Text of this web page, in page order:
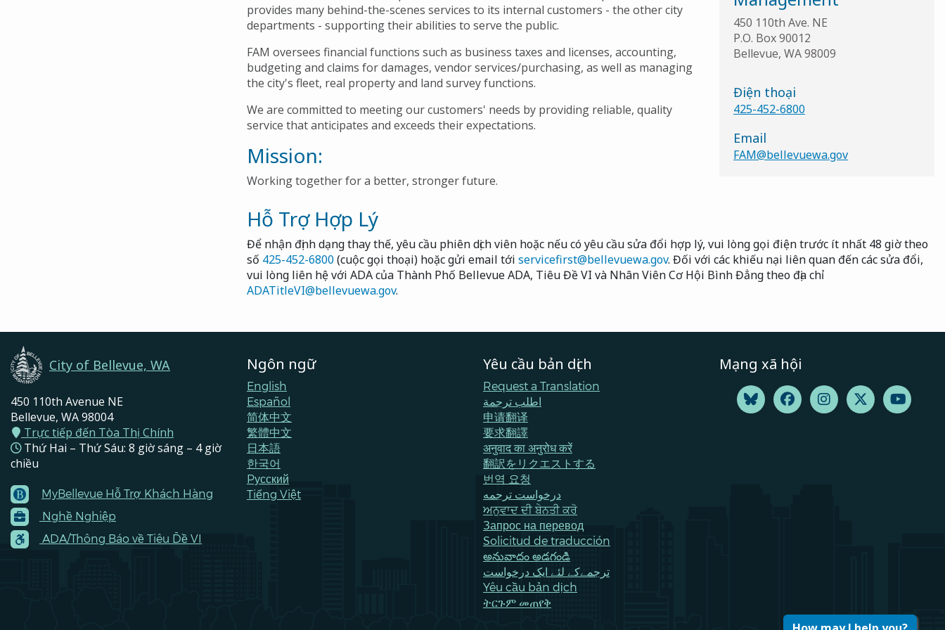
provides many behind-the-scenes services to its internal customers - the other city
departments - supporting their abilities to serve the public.
FAM oversees financial functions such as business taxes and licenses, accounting,
budgeting and claims for damages, vendor services/purchasing, as well as managing
the city's fleet, real property and land survey functions.
We are committed to meeting our customers' needs by providing reliable, quality
service that anticipates and exceeds their expectations.
Mission:
Working together for a better, stronger future.
450 110th Ave. NE
P.O. Box 90012
Bellevue, WA 98009
Điện thoại
425-452-6800
Email
FAM@bellevuewa.gov
Hỗ Trợ Hợp Lý
Để nhận định dạng thay thế, yêu cầu phiên dịch viên hoặc nếu có yêu cầu sửa đổi hợp lý, vui lòng gọi điện trước ít nhất 48 giờ theo
số 425-452-6800(cuộc gọi thoại) hoặc gửi email tới servicefirst@bellevuewa.gov. Đối với các khiếu nại liên quan đến các sửa đổi,
vui lòng liên hệ với ADA của Thành Phố Bellevue ADA, Tiêu Đề VI và Nhân Viên Cơ Hội Bình Đẳng theo địa chỉ
ADATitleVI@bellevuewa.gov.
City of Bellevue, WA
450 110th Avenue NE
Bellevue, WA 98004
Trực tiếp đến Tòa Thị Chính
Thứ Hai – Thứ Sáu: 8 giờ sáng – 4 giờ
chiều
Footer
Menu
Contacts
MyBellevue Hỗ Trợ Khách Hàng
Nghề Nghiệp
ADA/Thông Báo về Tiêu Đề VI
Ngôn ngữ
English
Español
简体中文
繁體中文
日本語
한국어
Pусский
Tiếng Việt
Yêu cầu bản dịch
Request a Translation
اطلب ترجمة
申请翻译
要求翻譯
अनुवाद का अनुरोध करें
翻訳をリクエストする
번역 요청
درخواست ترجمه
ਅਨੁਵਾਦ ਦੀ ਬੇਨਤੀ ਕਰੋ
Запрос на перевод
Solicitud de traducción
అనువాదం అడగండి
ترجمےکے لئے ایک درخواست
Yêu cầu bản dịch
ትርጉም መጠየቅ
Mạng xã hội